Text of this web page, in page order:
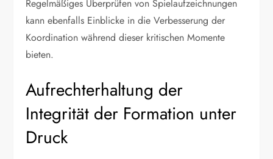
Regelmäßiges Überprüfen von Spielaufzeichnungen
kann ebenfalls Einblicke in die Verbesserung der
Koordination während dieser kritischen Momente
bieten.
Aufrechterhaltung der
Integrität der Formation unter
Druck